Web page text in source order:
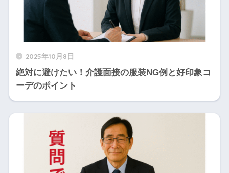
2025年10月8日
絶対に避けたい！介護面接の服装NG例と好印象コ
ーデのポイント